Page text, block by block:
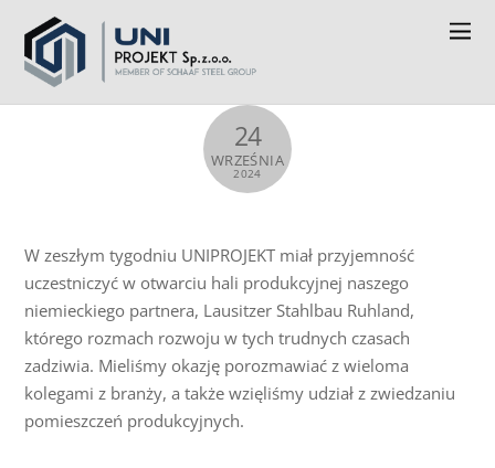
24
WRZEŚNIA
2024
W zeszłym tygodniu UNIPROJEKT miał przyjemność
uczestniczyć w otwarciu hali produkcyjnej naszego
niemieckiego partnera, Lausitzer Stahlbau Ruhland,
którego rozmach rozwoju w tych trudnych czasach
zadziwia. Mieliśmy okazję porozmawiać z wieloma
kolegami z branży, a także wzięliśmy udział z zwiedzaniu
pomieszczeń produkcyjnych.